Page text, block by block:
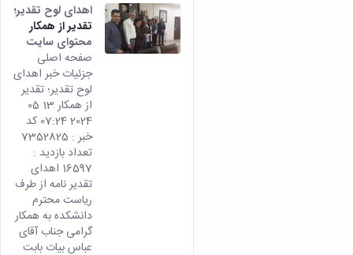
اهدای لوح تقدیر؛
تقدیر از همکار
محتوای سایت
صفحه اصلی
جزئیات خبر اهدای
لوح تقدیر؛ تقدیر
از همکار 13 05
2024 07:24 کد
خبر : 7352825
تعداد بازدید :
16597 اهدای
تقدیر نامه از طرف
ریاست محترم
دانشکده به همکار
گرامی جناب آقای
عباس بیات بابت